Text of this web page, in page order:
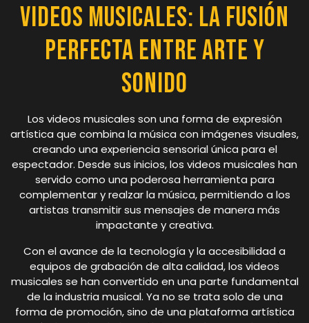
Videos Musicales: La Fusión
Perfecta entre Arte y
Sonido
Los videos musicales son una forma de expresión
artística que combina la música con imágenes visuales,
creando una experiencia sensorial única para el
espectador. Desde sus inicios, los videos musicales han
servido como una poderosa herramienta para
complementar y realzar la música, permitiendo a los
artistas transmitir sus mensajes de manera más
impactante y creativa.
Con el avance de la tecnología y la accesibilidad a
equipos de grabación de alta calidad, los videos
musicales se han convertido en una parte fundamental
de la industria musical. Ya no se trata solo de una
forma de promoción, sino de una plataforma artística